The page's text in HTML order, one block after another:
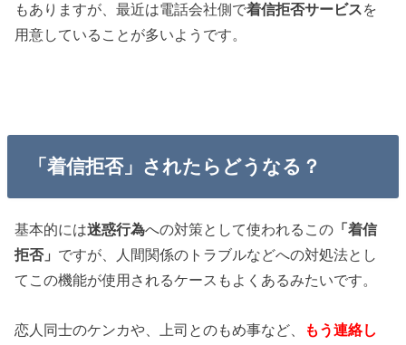
もありますが、最近は電話会社側で着信拒否サービスを
用意していることが多いようです。
「着信拒否」されたらどうなる？
基本的には迷惑行為への対策として使われるこの 「着信
拒否」 ですが、人間関係のトラブルなどへの対処法とし
てこの機能が使用されるケースもよくあるみたいです。
恋人同士のケンカや、上司とのもめ事など、
もう連絡し